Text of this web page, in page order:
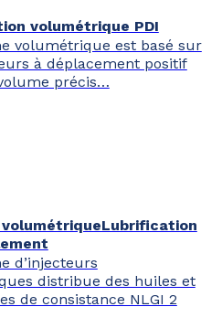
volumétrique PDI
volumétrique est basé sur
à déplacement positif
précis…
d’injecteurs
distribue des huiles et
de consistance NLGI 2